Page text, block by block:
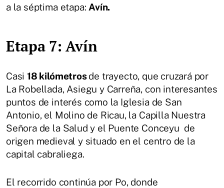
a la séptima etapa: Avín.
Etapa 7: Avín
Casi18 kilómetrosde trayecto, que cruzará por
La Robellada, Asiegu y Carreña, con interesantes
puntos de interés como la Iglesia de San
Antonio, el Molino de Ricau, la Capilla Nuestra
Señora de la Salud y el Puente Conceyu de
origen medieval y situado en el centro de la
capital cabraliega.
El recorrido continúa por Po, donde